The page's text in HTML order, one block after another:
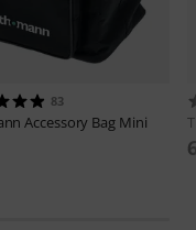
83
Accessory Bag Mini